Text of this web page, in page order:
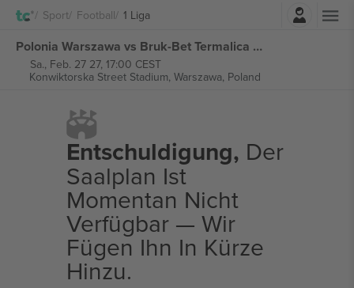
Sport Football 1 Liga
Polonia Warszawa vs Bruk-Bet Termalica Nieciecza 1 Liga tickets
Sa., Feb. 27 27, 17:00 CEST
Konwiktorska Street Stadium, Warszawa, Poland
Entschuldigung, Der
Saalplan Ist
Momentan Nicht
Verfügbar — Wir
Fügen Ihn In Kürze
Hinzu.